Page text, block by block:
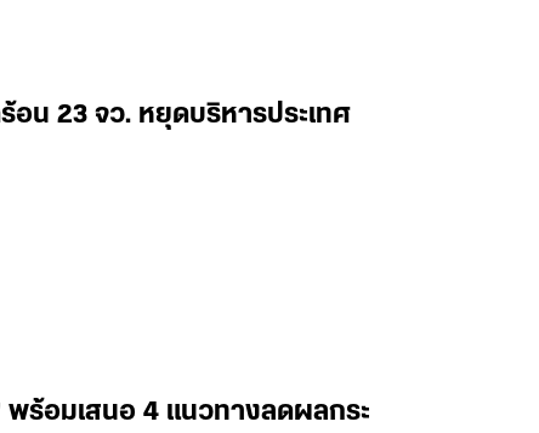
ร้อน 23 จว. หยุดบริหารประเทศ
พร้อมเสนอ 4 แนวทางลดผลกระ